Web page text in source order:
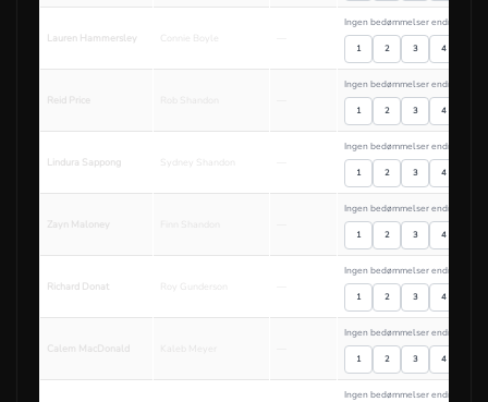
Lauren Hammersley Connie Boyle
Ingen bedømmelser endnu
1 2 3 4
Reid Price
Ingen bedømmelser endnu
1 2 3 4
Lindura Sappong Sydney Shandon
Ingen bedømmelser endnu
1 2 3 4
Zayn Maloney
Ingen bedømmelser endnu
1 2 3 4
Richard Donat Roy Gunderson
Ingen bedømmelser endnu
1 2 3 4
Calem MacDonald
Ingen bedømmelser endnu
1 2 3 4
Ingen bedømmelser endnu